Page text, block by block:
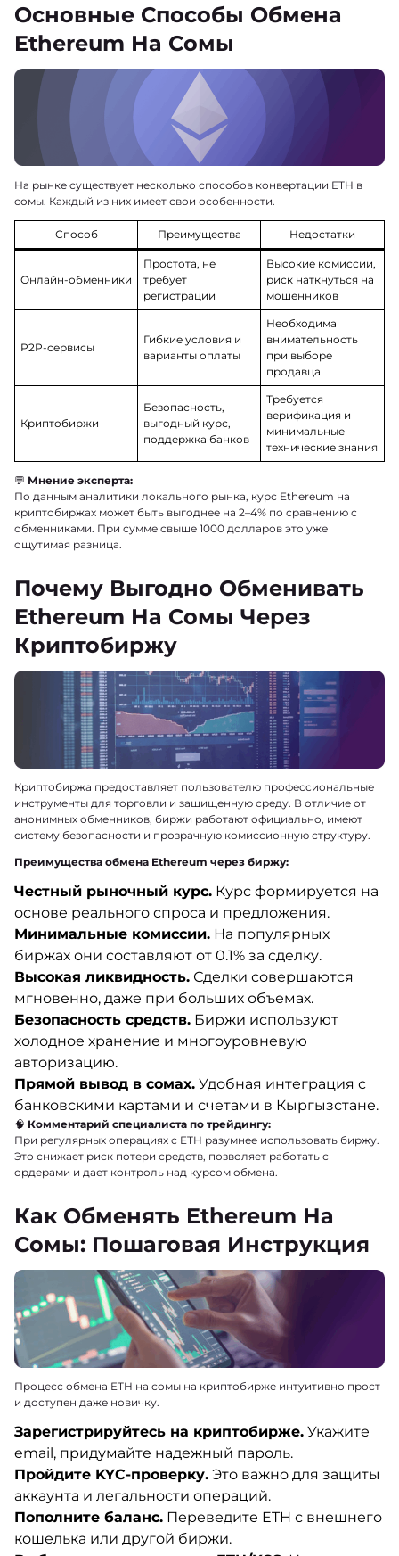
Основные Способы Обмена
Ethereum На Сомы
На рынке существует несколько способов конвертации ETH в
сомы. Каждый из них имеет свои особенности.
Способ Преимущества Недостатки
Онлайн-обменники
Простота, не
требует
регистрации
Высокие комиссии,
риск наткнуться на
мошенников
P2P-сервисы
Гибкие условия и
варианты оплаты
Необходима
внимательность
при выборе
продавца
Криптобиржи
Безопасность,
выгодный курс,
поддержка банков
Требуется
верификация и
минимальные
технические знания
💬 Мнение эксперта:
По данным аналитики локального рынка, курс Ethereum на
криптобиржах может быть выгоднее на 2–4% по сравнению с
обменниками. При сумме свыше 1000 долларов это уже
ощутимая разница.
Почему Выгодно Обменивать
Ethereum На Сомы Через
Криптобиржу
Криптобиржа предоставляет пользователю профессиональные
инструменты для торговли и защищенную среду. В отличие от
анонимных обменников, биржи работают официально, имеют
систему безопасности и прозрачную комиссионную структуру.
Преимущества обмена Ethereum через биржу:
Честный рыночный курс. Курс формируется на
основе реального спроса и предложения.
Минимальные комиссии. На популярных
биржах они составляют от 0.1% за сделку.
Высокая ликвидность. Сделки совершаются
мгновенно, даже при больших объемах.
Безопасность средств. Биржи используют
холодное хранение и многоуровневую
авторизацию.
Прямой вывод в сомах. Удобная интеграция с
банковскими картами и счетами в Кыргызстане.
🧠 Комментарий специалиста по трейдингу:
При регулярных операциях с ETH разумнее использовать биржу.
Это снижает риск потери средств, позволяет работать с
ордерами и дает контроль над курсом обмена.
Как Обменять Ethereum На
Сомы: Пошаговая Инструкция
Процесс обмена ETH на сомы на криптобирже интуитивно прост
и доступен даже новичку.
Зарегистрируйтесь на криптобирже. Укажите
email, придумайте надежный пароль.
Пройдите KYC-проверку. Это важно для защиты
аккаунта и легальности операций.
Пополните баланс. Переведите ETH с внешнего
кошелька или другой биржи.